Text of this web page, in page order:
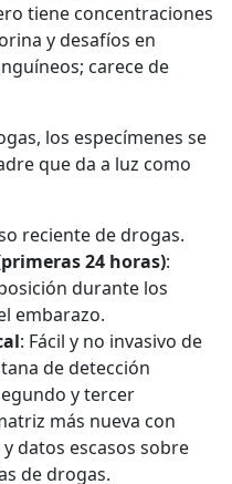
tiene concentraciones
y desafíos en
carece de
los especímenes se
que da a luz como
reciente de drogas.
24 horas):
durante los
embarazo.
: Fácil y no invasivo de
de detección
y tercer
más nueva con
datos escasos sobre
de drogas.